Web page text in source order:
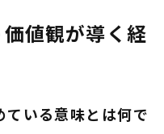
価値観が導く経
ている意味とは何で